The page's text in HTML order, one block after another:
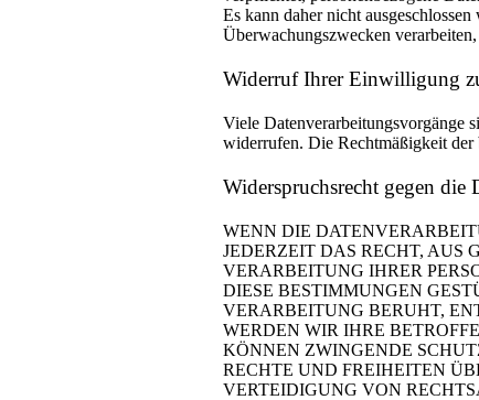
Es kann daher nicht
Überwachungszwecken
Widerruf Ihrer Einwilligung
Viele Datenverarbeitungsvorgänge
widerrufen. Die Rechtmäßigkeit
Widerspruchsrecht gegen
WENN DIE
JEDERZEIT DAS RECHT, AUS
VERARBEITUNG IHRER
DIESE BESTIMMUNGEN
VERARBEITUNG BERUHT,
WERDEN WIR IHRE
KÖNNEN ZWINGENDE
RECHTE UND FREIHEITEN
VERTEIDIGUNG VON